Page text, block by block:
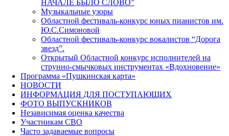
НАЧАЛЕ БЫЛО СЛОВО”
Музыкальные узоры
Областной фестиваль-конкурс юных пианистов им.
Ю.С.Симоновой
Областной фестиваль-конкурс вокалистов “Дорога
звезд”.
Открытый Областной конкурс исполнителей на
струнно-смычковых инструментах «Вдохновение»
Программа «Пушкинская карта»
НОВОСТИ
ИНФОРМАЦИЯ ДЛЯ ПОСТУПАЮЩИХ
ФОТО ВЫПУСКНИКОВ
Независимая оценка качества
Участникам СВО
Часто задаваемые вопросы